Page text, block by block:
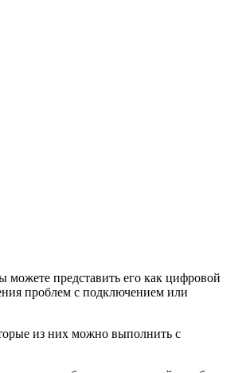
можете представить его как цифровой
проблем с подключением или
из них можно выполнить с